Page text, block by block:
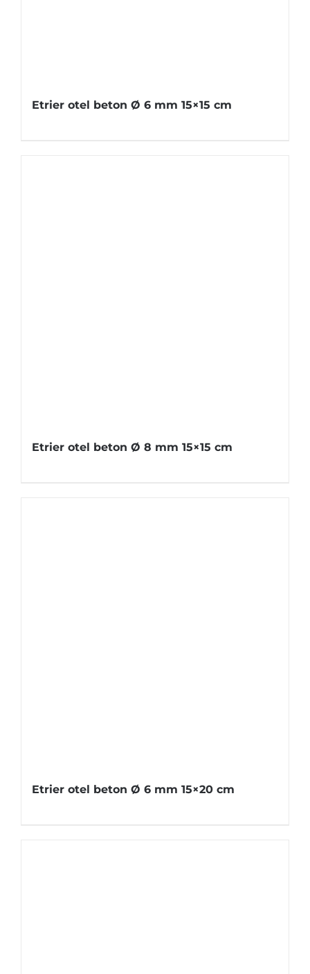
Etrier otel beton Ø 6 mm 15×15 cm
Etrier otel beton Ø 8 mm 15×15 cm
Etrier otel beton Ø 6 mm 15×20 cm